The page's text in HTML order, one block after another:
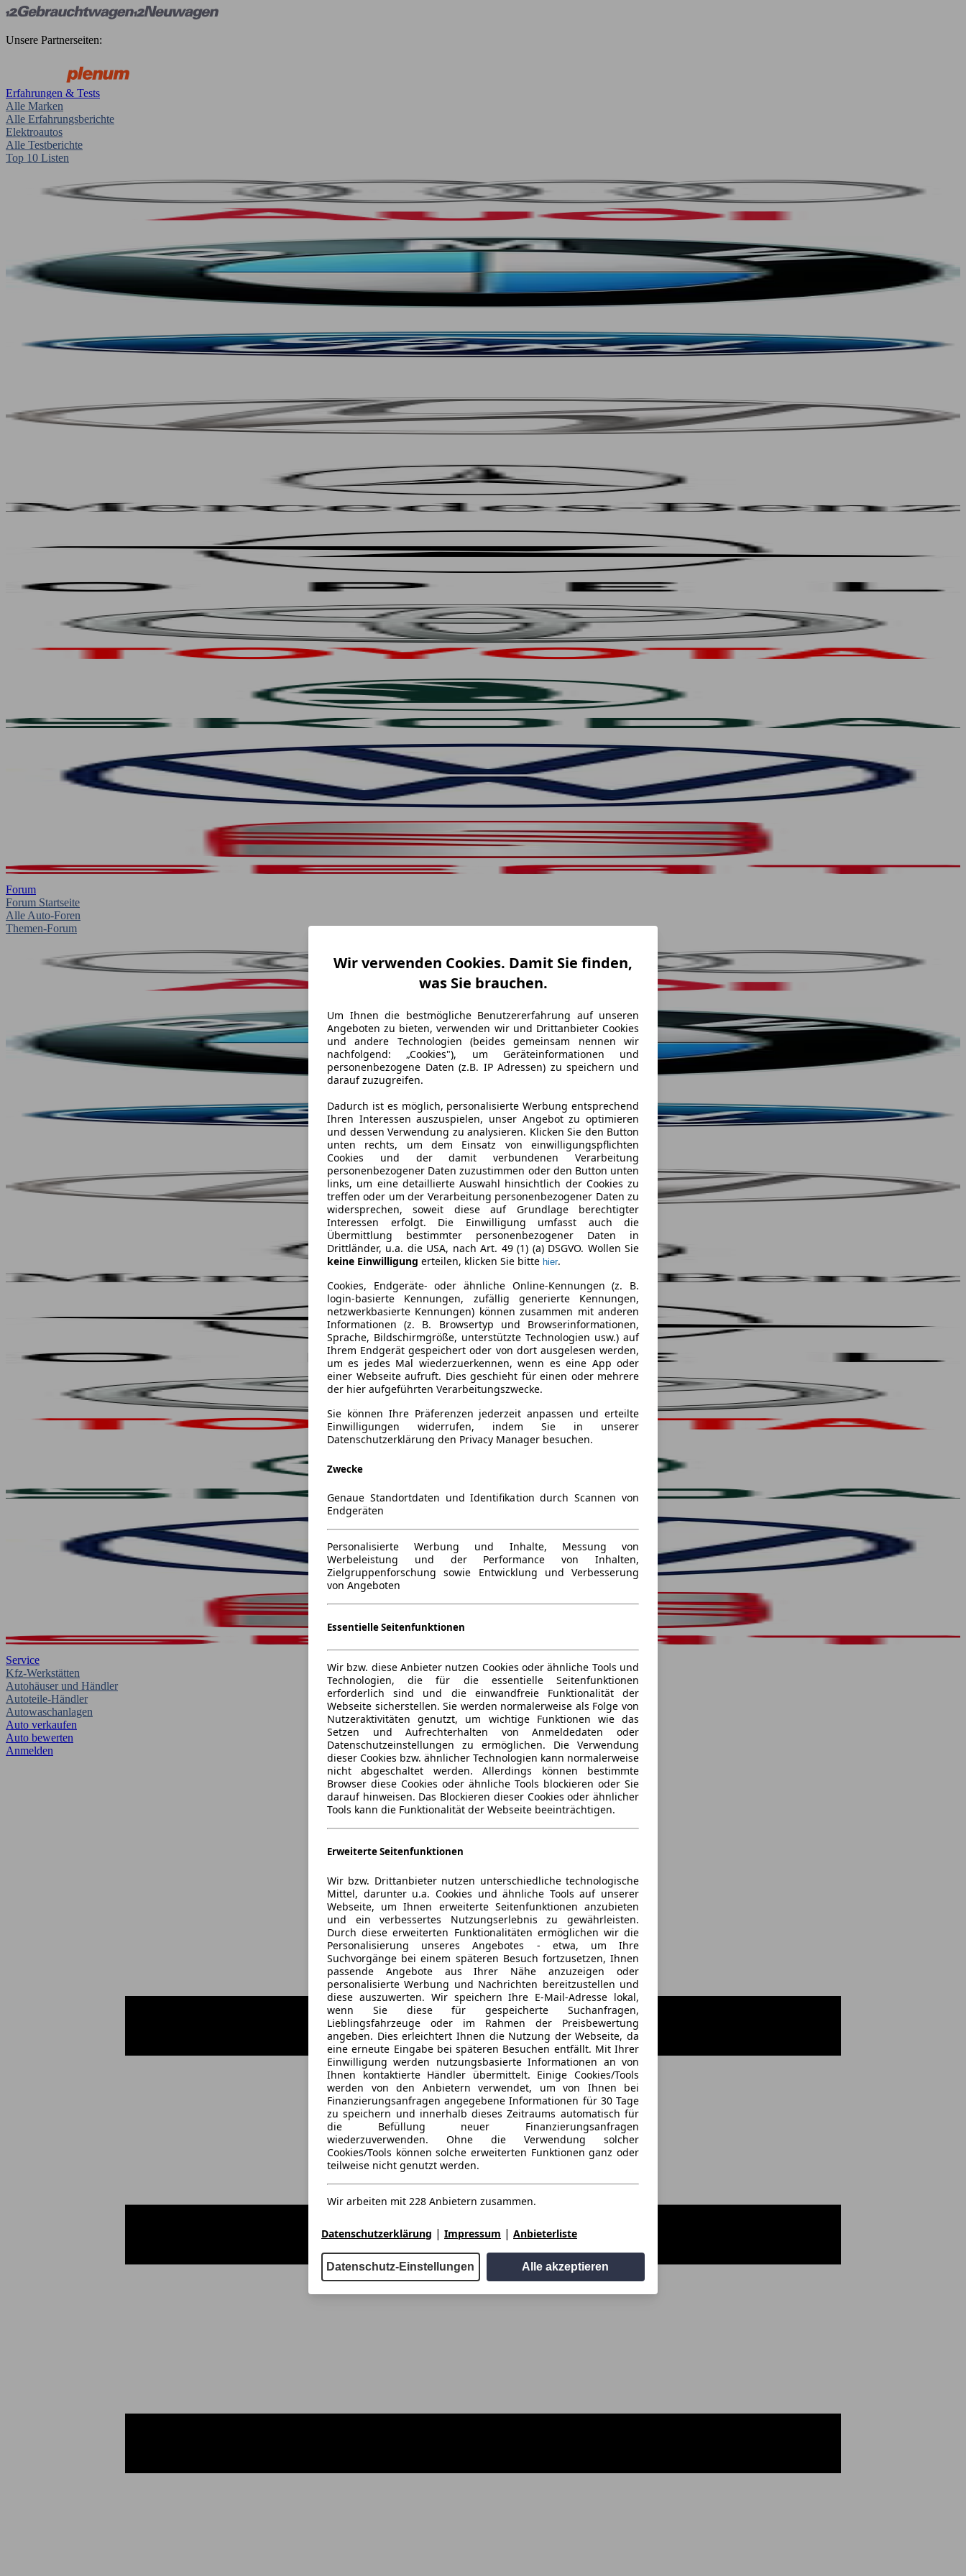
Unsere Partnerseiten:
Erfahrungen & Tests
Alle Marken
Alle Erfahrungsberichte
Elektroautos
Alle Testberichte
Top 10 Listen
Forum
Forum Startseite
Alle Auto-Foren
Themen-Forum
Service
Kfz-Werkstätten
Autohäuser und Händler
Autoteile-Händler
Autowaschanlagen
Auto verkaufen
Auto bewerten
Anmelden
Wir verwenden Cookies. Damit Sie finden,
was Sie brauchen.
Um Ihnen die bestmögliche Benutzererfahrung auf unseren
Angeboten zu bieten, verwenden wir und Drittanbieter Cookies
und andere Technologien (beides gemeinsam nennen wir
nachfolgend: „Cookies"), um Geräteinformationen und
personenbezogene Daten (z.B. IP Adressen) zu speichern und
darauf zuzugreifen.
Dadurch ist es möglich, personalisierte Werbung entsprechend
Ihren Interessen auszuspielen, unser Angebot zu optimieren
und dessen Verwendung zu analysieren. Klicken Sie den Button
unten rechts, um dem Einsatz von einwilligungspflichten
Cookies und der damit verbundenen Verarbeitung
personenbezogener Daten zuzustimmen oder den Button unten
links, um eine detaillierte Auswahl hinsichtlich der Cookies zu
treffen oder um der Verarbeitung personenbezogener Daten zu
widersprechen, soweit diese auf Grundlage berechtigter
Interessen erfolgt. Die Einwilligung umfasst auch die
Übermittlung bestimmter personenbezogener Daten in
Drittländer, u.a. die USA, nach Art. 49 (1) (a) DSGVO. Wollen Sie
keine Einwilligung erteilen, klicken Sie bitte hier.
Cookies, Endgeräte- oder ähnliche Online-Kennungen (z. B.
login-basierte Kennungen, zufällig generierte Kennungen,
netzwerkbasierte Kennungen) können zusammen mit anderen
Informationen (z. B. Browsertyp und Browserinformationen,
Sprache, Bildschirmgröße, unterstützte Technologien usw.) auf
Ihrem Endgerät gespeichert oder von dort ausgelesen werden,
um es jedes Mal wiederzuerkennen, wenn es eine App oder
einer Webseite aufruft. Dies geschieht für einen oder mehrere
der hier aufgeführten Verarbeitungszwecke.
Sie können Ihre Präferenzen jederzeit anpassen und erteilte
Einwilligungen widerrufen, indem Sie in unserer
Datenschutzerklärung den Privacy Manager besuchen.
Zwecke
Genaue Standortdaten und Identifikation durch Scannen von
Endgeräten
Personalisierte Werbung und Inhalte, Messung von
Werbeleistung und der Performance von Inhalten,
Zielgruppenforschung sowie Entwicklung und Verbesserung
von Angeboten
Essentielle Seitenfunktionen
Wir bzw. diese Anbieter nutzen Cookies oder ähnliche Tools und
Technologien, die für die essentielle Seitenfunktionen
erforderlich sind und die einwandfreie Funktionalität der
Webseite sicherstellen. Sie werden normalerweise als Folge von
Nutzeraktivitäten genutzt, um wichtige Funktionen wie das
Setzen und Aufrechterhalten von Anmeldedaten oder
Datenschutzeinstellungen zu ermöglichen. Die Verwendung
dieser Cookies bzw. ähnlicher Technologien kann normalerweise
nicht abgeschaltet werden. Allerdings können bestimmte
Browser diese Cookies oder ähnliche Tools blockieren oder Sie
darauf hinweisen. Das Blockieren dieser Cookies oder ähnlicher
Tools kann die Funktionalität der Webseite beeinträchtigen.
Erweiterte Seitenfunktionen
Wir bzw. Drittanbieter nutzen unterschiedliche technologische
Mittel, darunter u.a. Cookies und ähnliche Tools auf unserer
Webseite, um Ihnen erweiterte Seitenfunktionen anzubieten
und ein verbessertes Nutzungserlebnis zu gewährleisten.
Durch diese erweiterten Funktionalitäten ermöglichen wir die
Personalisierung unseres Angebotes - etwa, um Ihre
Suchvorgänge bei einem späteren Besuch fortzusetzen, Ihnen
passende Angebote aus Ihrer Nähe anzuzeigen oder
personalisierte Werbung und Nachrichten bereitzustellen und
diese auszuwerten. Wir speichern Ihre E-Mail-Adresse lokal,
wenn Sie diese für gespeicherte Suchanfragen,
Lieblingsfahrzeuge oder im Rahmen der Preisbewertung
angeben. Dies erleichtert Ihnen die Nutzung der Webseite, da
eine erneute Eingabe bei späteren Besuchen entfällt. Mit Ihrer
Einwilligung werden nutzungsbasierte Informationen an von
Ihnen kontaktierte Händler übermittelt. Einige Cookies/Tools
werden von den Anbietern verwendet, um von Ihnen bei
Finanzierungsanfragen angegebene Informationen für 30 Tage
zu speichern und innerhalb dieses Zeitraums automatisch für
die Befüllung neuer Finanzierungsanfragen
wiederzuverwenden. Ohne die Verwendung solcher
Cookies/Tools können solche erweiterten Funktionen ganz oder
teilweise nicht genutzt werden.
Wir arbeiten mit 228 Anbietern zusammen.
Datenschutzerklärung | Impressum | Anbieterliste
Datenschutz-Einstellungen Alle akzeptieren